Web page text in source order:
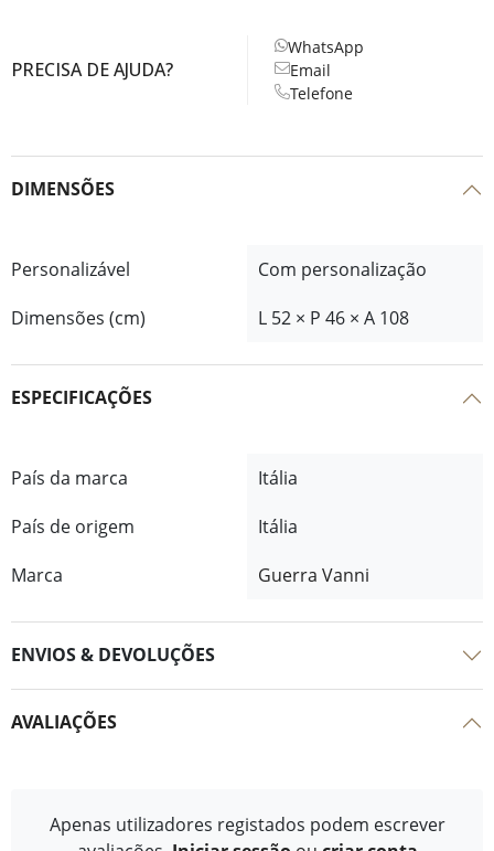
PRECISA DE AJUDA?
WhatsApp
Email
Telefone
DIMENSÕES
Personalizável
Com personalização
Dimensões (cm)
L 52 × P 46 × A 108
ESPECIFICAÇÕES
País da marca
Itália
País de origem
Itália
Marca
Guerra Vanni
ENVIOS & DEVOLUÇÕES
AVALIAÇÕES
Apenas utilizadores registados podem escrever